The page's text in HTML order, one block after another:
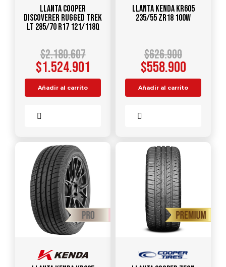
Llanta COOPER
DISCOVERER RUGGED TREK
LT 285/70 R17 121/118Q
$2.180.607
$1.524.901
Añadir al carrito
Llanta KENDA KR605
235/55 ZR18 100W
$626.900
$558.900
Añadir al carrito